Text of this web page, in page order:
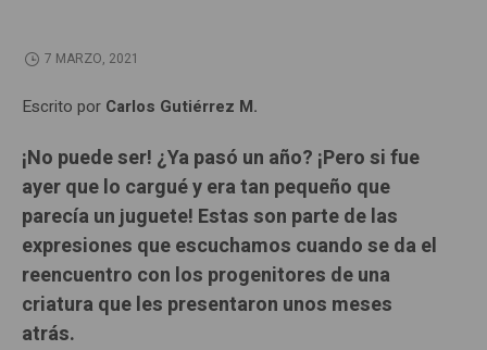
7 MARZO, 2021
Escrito por Carlos Gutiérrez M.
¡No puede ser! ¿Ya pasó un año? ¡Pero si fue
ayer que lo cargué y era tan pequeño que
parecía un juguete! Estas son parte de las
expresiones que escuchamos cuando se da el
reencuentro con los progenitores de una
criatura que les presentaron unos meses
atrás.